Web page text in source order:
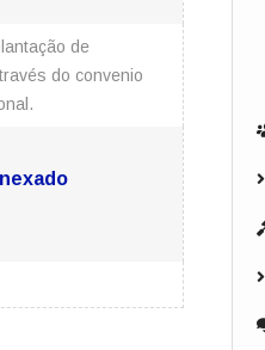
de
do convenio